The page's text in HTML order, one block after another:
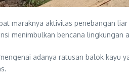
maraknya aktivitas penebangan
menimbulkan bencana
adanya ratusan balok kayu